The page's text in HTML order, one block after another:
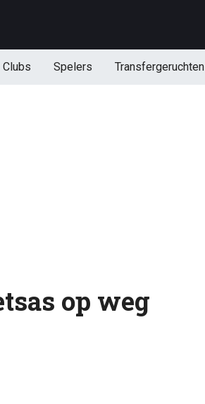
Clubs Spelers Transfergeruchten
op weg